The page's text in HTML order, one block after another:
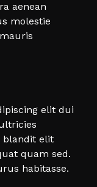
aenean
molestie
elit dui
blandit elit
quam sed.
habitasse.